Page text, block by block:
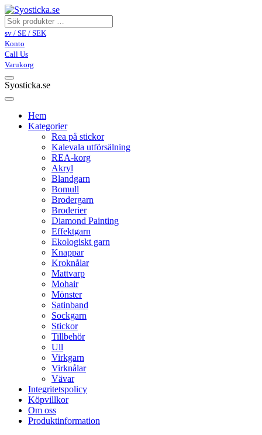
sv / SE / SEK
Konto
Call Us
Varukorg
Syosticka.se
Hem
Kategorier
Rea på stickor
Kalevala utförsälning
REA-korg
Akryl
Blandgarn
Bomull
Brodergarn
Broderier
Diamond Painting
Effektgarn
Ekologiskt garn
Knappar
Kroknålar
Mattvarp
Mohair
Mönster
Satinband
Sockgarn
Stickor
Tillbehör
Ull
Virkgarn
Virknålar
Vävar
Integritetspolicy
Köpvillkor
Om oss
Produktinformation